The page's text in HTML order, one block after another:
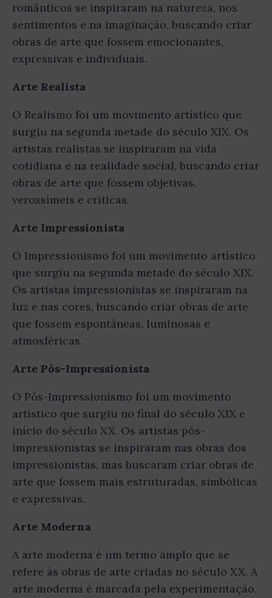
românticos se inspiraram na natureza, nos
sentimentos e na imaginação, buscando criar
obras de arte que fossem emocionantes,
expressivas e individuais.
Arte Realista
O Realismo foi um movimento artístico que
surgiu na segunda metade do século XIX. Os
artistas realistas se inspiraram na vida
cotidiana e na realidade social, buscando criar
obras de arte que fossem objetivas,
verossímeis e críticas.
Arte Impressionista
O Impressionismo foi um movimento artístico
que surgiu na segunda metade do século XIX.
Os artistas impressionistas se inspiraram na
luz e nas cores, buscando criar obras de arte
que fossem espontâneas, luminosas e
atmosféricas.
Arte Pós-Impressionista
O Pós-Impressionismo foi um movimento
artístico que surgiu no final do século XIX e
início do século XX. Os artistas pós-
impressionistas se inspiraram nas obras dos
impressionistas, mas buscaram criar obras de
arte que fossem mais estruturadas, simbólicas
e expressivas.
Arte Moderna
A arte moderna é um termo amplo que se
refere às obras de arte criadas no século XX. A
arte moderna é marcada pela experimentação,